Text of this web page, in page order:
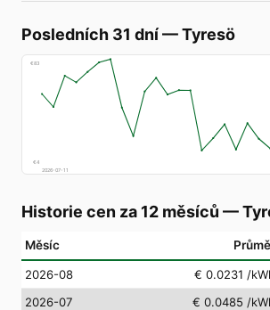
Posledních 31 dní—Tyresö
€83
€4
2026-07-11
Historie cen za 12 měsíců —
Měsíc
2026-08 € 0.0231 /
2026-07
€ 0.0485 /